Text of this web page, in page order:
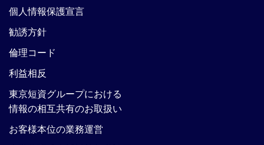
個人情報保護宣言
勧誘方針
倫理コード
利益相反
東京短資グループにおける
情報の相互共有のお取扱い
お客様本位の業務運営